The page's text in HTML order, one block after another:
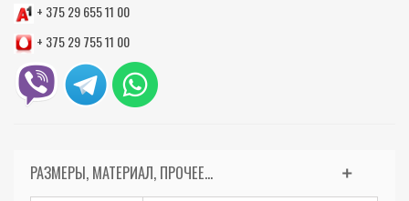
+ 375 29 655 11 00
+ 375 29 755 11 00
РАЗМЕРЫ, МАТЕРИАЛ, ПРОЧЕЕ...